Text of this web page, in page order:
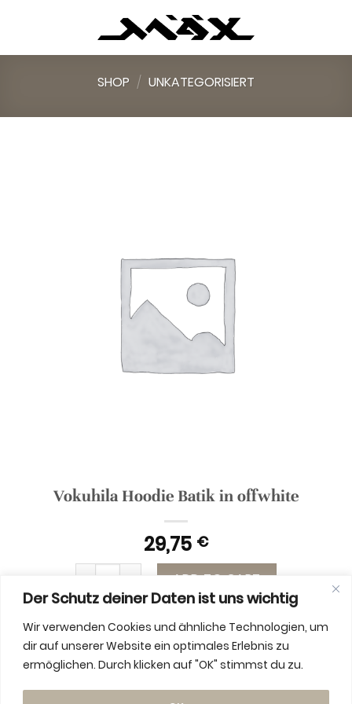
Der Schutz deiner Daten ist uns wichtig
Wir verwenden Cookies und ähnliche Technologien, um
dir auf unserer Website ein optimales Erlebnis zu
ermöglichen. Durch klicken auf "OK" stimmst du zu.
SHOP / UNKATEGORISIERT
Vokuhila Hoodie Batik in offwhite
29,75 €
Vokuhila Hoodie Batik in offwhite quantity
ADD TO CART
ADDITIONAL INFORMATION